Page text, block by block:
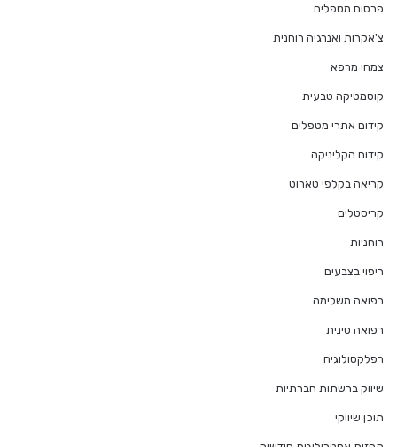
פרסום מטפלים
צ'אקרות ואנרגיה רוחנית
צמחי מרפא
קוסמטיקה טבעית
קידום אתרי מטפלים
קידום הקליניקה
קריאה בקלפי טארוט
קריסטלים
רוחניות
ריפוי בצבעים
רפואה משלימה
רפואה סינית
רפלקסולוגיה
שיווק ברשתות חברתיות
תוכן שיווקי